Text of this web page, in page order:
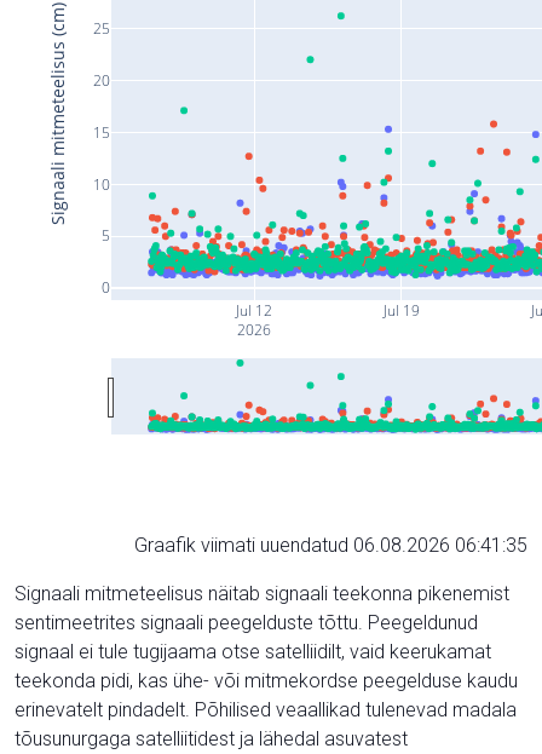
Jul 12
2026
Jul 19
0
5
10
15
20
25
Signaali mitmeteelisus (cm)
Graafik viimati uuendatud 06.08.2026 06:41:35
Signaali mitmeteelisus näitab signaali teekonna pikenemist
sentimeetrites signaali peegelduste tõttu. Peegeldunud
signaal ei tule tugijaama otse satelliidilt, vaid keerukamat
teekonda pidi, kas ühe- või mitmekordse peegelduse kaudu
erinevatelt pindadelt. Põhilised veaallikad tulenevad madala
tõusunurgaga satelliitidest ja lähedal asuvatest